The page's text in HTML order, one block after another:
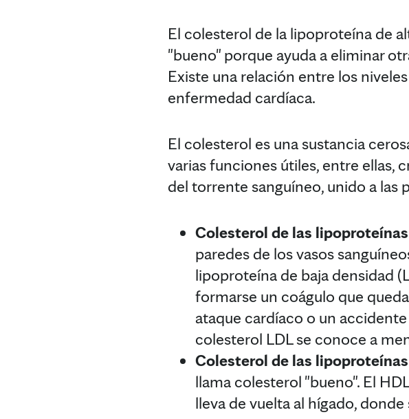
El colesterol de la lipoproteína de
"bueno" porque ayuda a eliminar
Existe una relación entre los
enfermedad cardíaca.
El colesterol es una sustancia
varias funciones útiles, entre ellas,
del torrente sanguíneo, unido a las
Colesterol de las
paredes de los vasos
lipoproteína de baja densidad
formarse un coágulo que
ataque cardíaco o un
colesterol LDL se conoce a
Colesterol de las
llama colesterol "bueno". El
lleva de vuelta al hígado,